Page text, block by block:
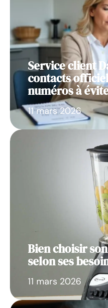
Service client
contacts
numéros à
11 mars 2026
Bien choisir
selon ses
11 mars 2026